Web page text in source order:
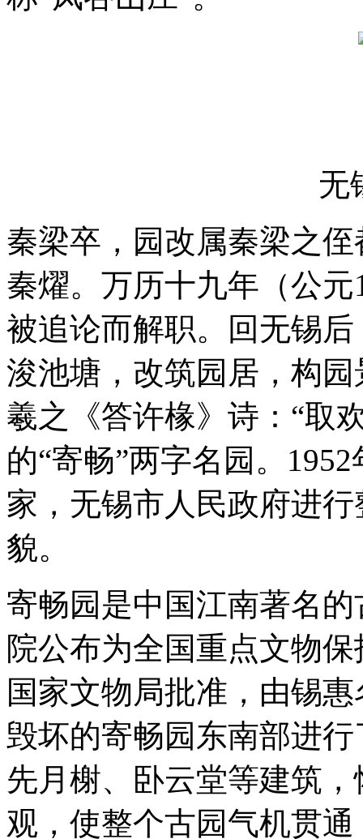
无
秦梁卒，园改属秦梁之
秦燿。万历十九年（公
被追论而解职。回无锡
浚池塘，改筑园居，构
羲之《答许椽》诗：“取
的“寄畅”两字名园。
家，无锡市人民政府进
貌。
寄畅园是中国江南著名
院公布为全国重点文物
国家文物局批准，由锡
毁坏的寄畅园东南部进
先月榭、卧云堂等建筑
观，使整个古园气机贯